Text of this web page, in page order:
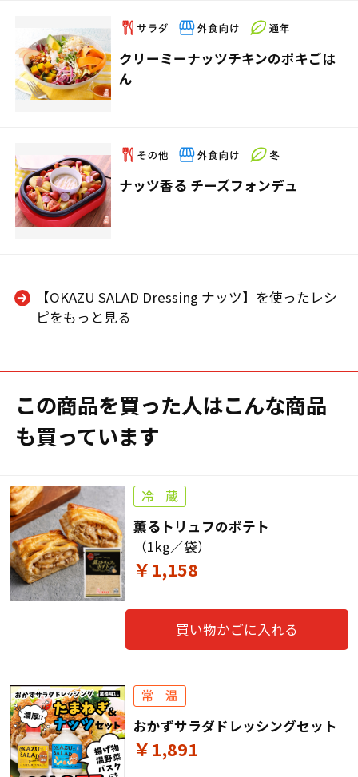
クリーミーナッツチキンのポキごは
ん
ナッツ香る チーズフォンデュ
【OKAZU SALAD Dressing ナッツ】を使ったレシ
ピをもっと見る
この商品を買った人はこんな商品
も買っています
薫るトリュフのポテト
（1kg／袋）
￥1,158
買い物かごに入れる
おかずサラダドレッシングセット
￥1,891